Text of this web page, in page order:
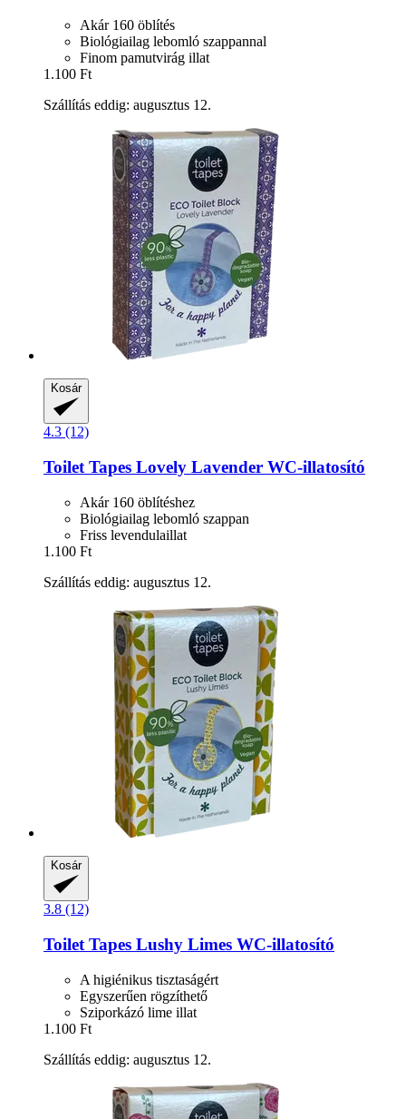
Akár 160 öblítés
Biológiailag lebomló szappannal
Finom pamutvirág illat
1.100 Ft
Szállítás eddig: augusztus 12.
Kosár
4.3 (12)
Toilet Tapes Lovely Lavender WC-​illatosító
Akár 160 öblítéshez
Biológiailag lebomló szappan
Friss levendulaillat
1.100 Ft
Szállítás eddig: augusztus 12.
Kosár
3.8 (12)
Toilet Tapes Lushy Limes WC-​illatosító
A higiénikus tisztaságért
Egyszerűen rögzíthető
Sziporkázó lime illat
1.100 Ft
Szállítás eddig: augusztus 12.